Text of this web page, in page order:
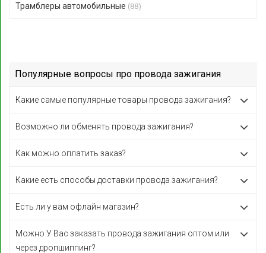
Трамблеры автомобильные (88)
Популярные вопросы про провода зажигания
Какие самые популярные товары провода зажигания?
Возможно ли обменять провода зажигания?
Как можно оплатить заказ?
Какие есть способы доставки провода зажигания?
Есть ли у вам офлайн магазин?
Можно У Вас заказать провода зажигания оптом или
через дропшиппинг?